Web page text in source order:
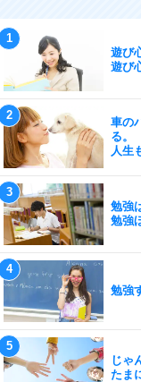
遊び
遊び
車の
る。
人生
勉強
勉強
勉強
じゃ
たま